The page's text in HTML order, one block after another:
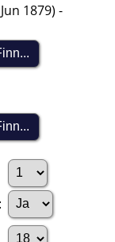
1879) -